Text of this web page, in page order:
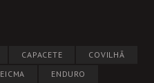
CAPACETE
COVILHÃ
EICMA
ENDURO